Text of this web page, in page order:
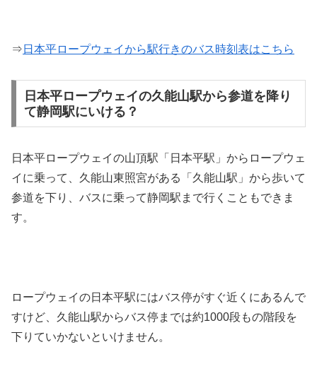
⇒ 日本平ロープウェイから駅行きのバス時刻表はこちら
日本平ロープウェイの久能山駅から参道を降り
て静岡駅にいける？
日本平ロープウェイの山頂駅「日本平駅」からロープウェ
イに乗って、久能山東照宮がある「久能山駅」から歩いて
参道を下り、バスに乗って静岡駅まで行くこともできま
す。
ロープウェイの日本平駅にはバス停がすぐ近くにあるんで
すけど、久能山駅からバス停までは約1000段もの階段を
下りていかないといけません。